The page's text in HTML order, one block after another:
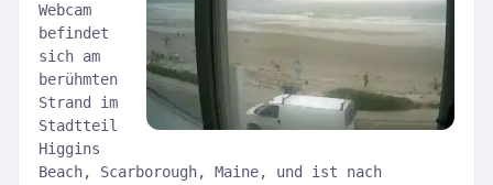
Webcam
befindet
sich am
berühmten
Strand im
Stadtteil
Higgins
Beach, Scarborough, Maine, und ist nach